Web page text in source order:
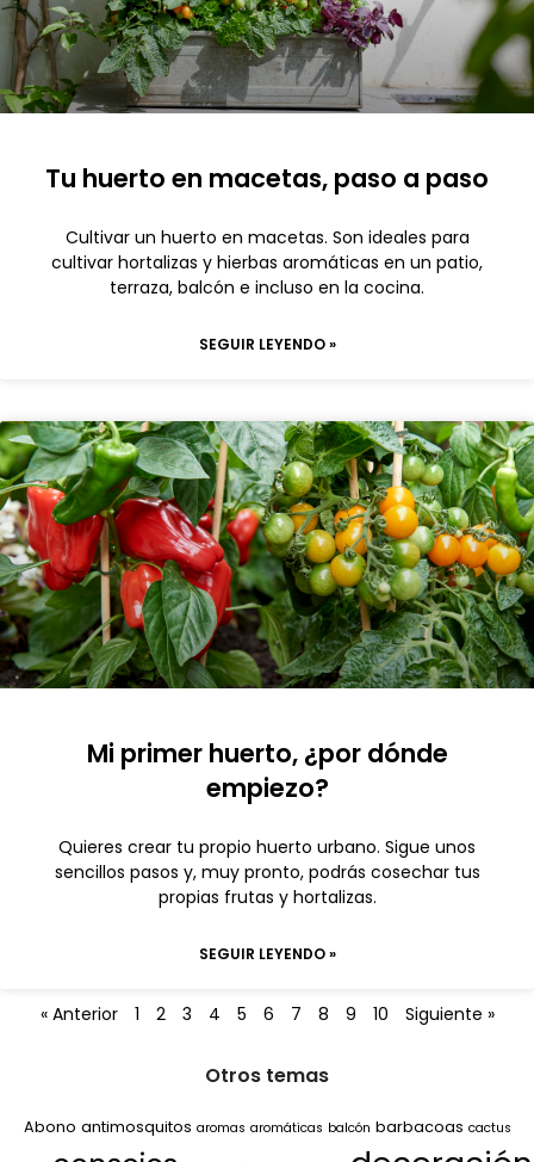
Tu huerto en macetas, paso a paso
Cultivar un huerto en macetas. Son ideales para
cultivar hortalizas y hierbas aromáticas en un patio,
terraza, balcón e incluso en la cocina.
SEGUIR LEYENDO »
Mi primer huerto, ¿por dónde
empiezo?
Quieres crear tu propio huerto urbano. Sigue unos
sencillos pasos y, muy pronto, podrás cosechar tus
propias frutas y hortalizas.
SEGUIR LEYENDO »
« Anterior 1 2 3 4 5 6 7 8 9 10 Siguiente »
Otros temas
Abono antimosquitos aromas aromáticas balcón barbacoas cactus